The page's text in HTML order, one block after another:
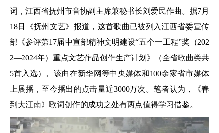
词，江西省抚州市音协副主席兼秘书长刘爱民作曲。据7月
18日《抚州文艺》报道，这首歌曲已被列入江西省委宣传
部《参评第17届中宣部精神文明建设“五个一工程”奖（202
2—2024年）重点文艺作品创作生产计划》（全省歌曲类共
5首入选）。该曲在新华网等中央媒体和100余家省市媒体
上展播，至今播出的点击量近3000万次。笔者认为，《春
到大江南》歌词创作的成功之处有两点值得学习借鉴。